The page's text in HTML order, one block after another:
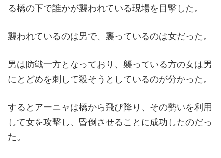
る橋の下で誰かが襲われている現場を目撃した。
襲われているのは男で、襲っているのは女だった。
男は防戦一方となっており、襲っている方の女は男
にとどめを刺して殺そうとしているのが分かった。
するとアーニャは橋から飛び降り、その勢いを利用
して女を攻撃し、昏倒させることに成功したのだっ
た。